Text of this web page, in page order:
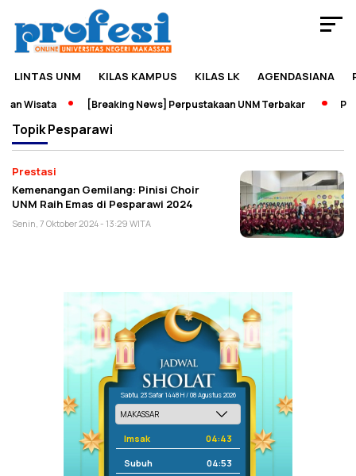
LINTAS UNM KILAS KAMPUS KILAS LK AGENDASIANA
Wisata [Breaking News] Perpustakaan UNM Terbakar
TopikPesparawi
Prestasi
Kemenangan Gemilang: Pinisi Choir
UNM Raih Emas di Pesparawi 2024
Senin, 7 Oktober 2024 - 13:29 WITA
Sabtu, 23 Safar 1448 H / 08 Agustus 2026
Imsak 04:43
Subuh 04:53